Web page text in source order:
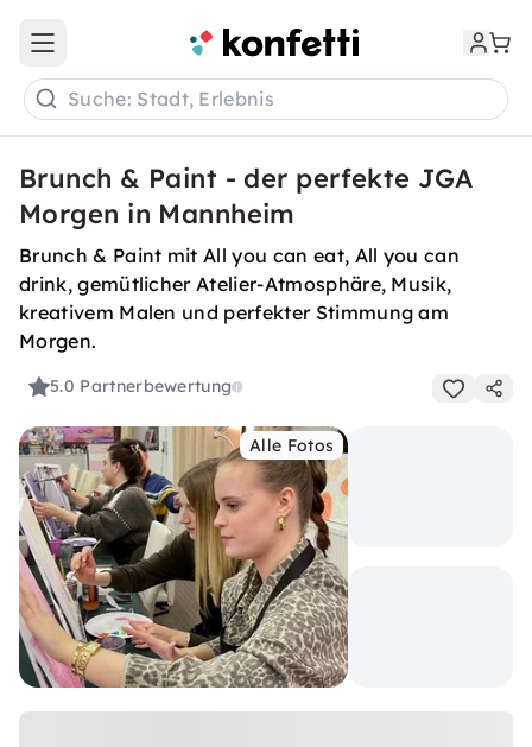
Open main menu
Suche: Stadt, Erlebnis
Brunch & Paint - der perfekte JGA
Morgen in Mannheim
Brunch & Paint mit All you can eat, All you can
drink, gemütlicher Atelier-Atmosphäre, Musik,
kreativem Malen und perfekter Stimmung am
Morgen.
5.0 Partnerbewertung
Alle Fotos